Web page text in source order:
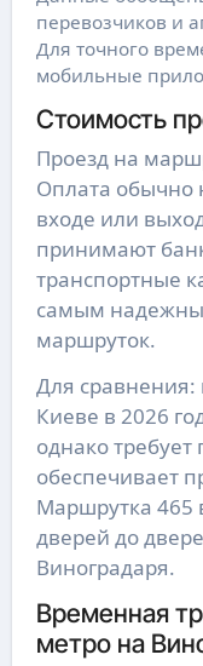
перевозчиков и
Для точного
мобильные
Стоимость
Проезд на
Оплата
входе или
принимают
транспортные
самым
маршруток.
Для
Киеве в 2026
однако требует
обеспечивает
Маршрутка 465
дверей до
Виноградаря.
Временная
метро на